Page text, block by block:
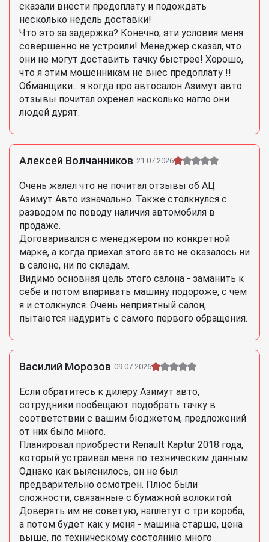
сказали внести предоплату и подождать
несколько недель доставки!
Что это за задержка? Конечно, эти условия меня
совершенно не устроили! Менеджер сказал, что
они не могут доставить тачку быстрее! Хорошо,
что я этим мошенникам не внес предоплату !!
Обманщики... я когда про автосалон Азимут авто
отзывы почитал охренел насколько нагло они
людей дурят.
Алексей Волчанников 21.07.2026
Очень жалел что не почитал отзывы об АЦ
Азимут Авто изначально. Также столкнулся с
разводом по поводу наличия автомобиля в
продаже.
Договаривался с менеджером по конкретной
марке, а когда приехал этого авто не оказалось ни
в салоне, ни по складам.
Видимо основная цель этого салона - заманить к
себе и потом впаривать машину подороже, с чем
я и столкнулся. Очень неприятный салон,
пытаются надурить с самого первого обращения.
Василий Морозов 09.07.2026
Если обратитесь к дилеру Азимут авто,
сотрудники пообещают подобрать тачку в
соответствии с вашим бюджетом, предложений
от них было много.
Планировал приобрести Renault Kaptur 2018 года,
который устраивал меня по техническим данным.
Однако как выяснилось, он не был
предварительно осмотрен. Плюс были
сложности, связанные с бумажной волокитой.
Доверять им не советую, наплетут с три короба,
а потом будет как у меня - машина старше, цена
выше, по техническому состоянию много